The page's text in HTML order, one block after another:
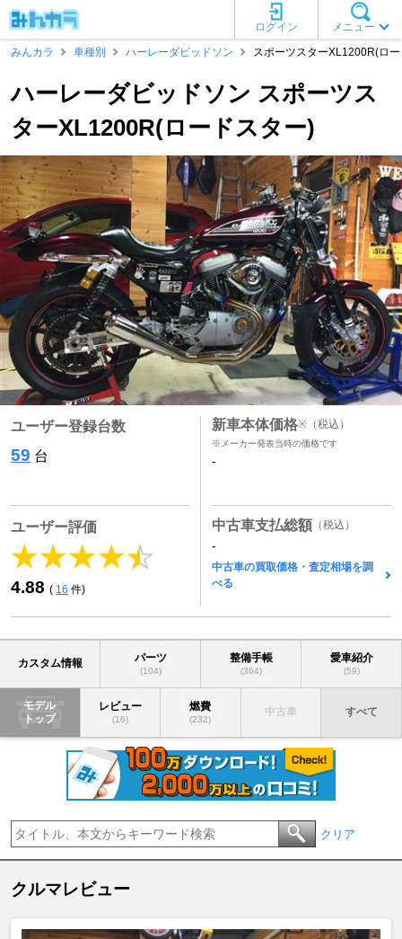
メニュー
ログイン
みんカラ
車種別 ハーレーダビッドソン スポーツスターXL1200R(ロ
ハーレーダビッドソン スポーツス
ターXL1200R(ロードスター)
ユーザー登録台数
59 台
ユーザー評価
4.88 ( 16 件)
新車本体価格※ （税込）
※メーカー発表当時の価格です
-
中古車支払総額 （税込）
-
中古車の買取価格・査定相場を調
べる
カスタム情報 パーツ
(104)
整備手帳
(364)
愛車紹介
(59)
モデル
トップ
レビュー
(16)
燃費
(232)
中古車 すべて
クリア
クルマレビュー